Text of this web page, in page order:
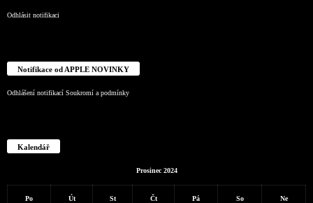
Odhlásit notifikaci
Notifikace od APPLE NOVINKY
Odhlášení notifikací Soukromí a podmínky
Kalendář
Prosinec 2024
Po Út St Čt Pá So Ne